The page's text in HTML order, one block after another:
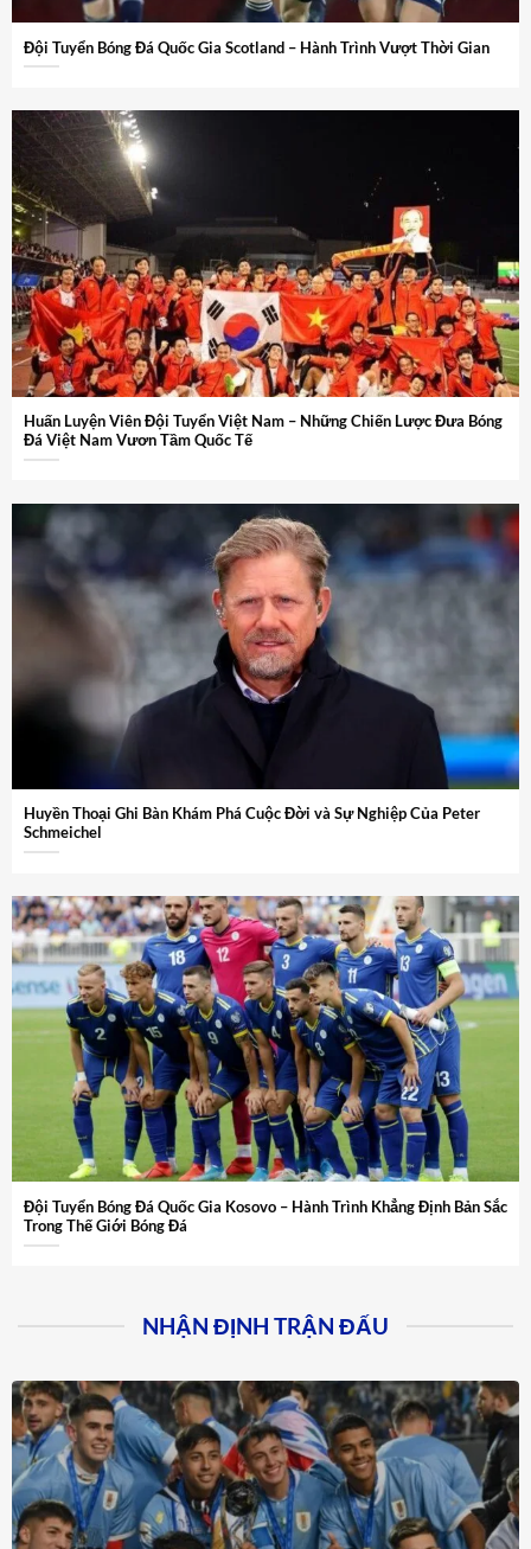
Đội Tuyển Bóng Đá Quốc Gia Scotland – Hành Trình Vượt Thời Gian
Huấn Luyện Viên Đội Tuyển Việt Nam – Những Chiến Lược Đưa Bóng
Đá Việt Nam Vươn Tầm Quốc Tế
Huyền Thoại Ghi Bàn Khám Phá Cuộc Đời và Sự Nghiệp Của Peter
Schmeichel
Đội Tuyển Bóng Đá Quốc Gia Kosovo – Hành Trình Khẳng Định Bản Sắc
Trong Thế Giới Bóng Đá
NHẬN ĐỊNH TRẬN ĐẤU